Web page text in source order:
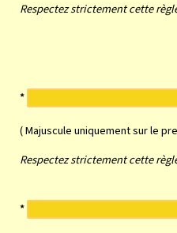
Respectez strictement cette
*
( Majuscule uniquement sur le
Respectez strictement cette
*